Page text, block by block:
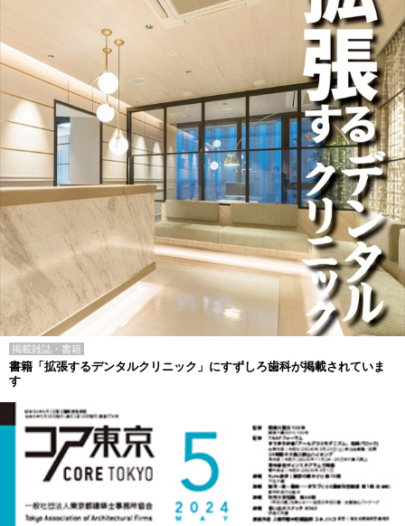
掲載雑誌・書籍
書籍「拡張するデンタルクリニック」にすずしろ歯科が掲載されていま
す